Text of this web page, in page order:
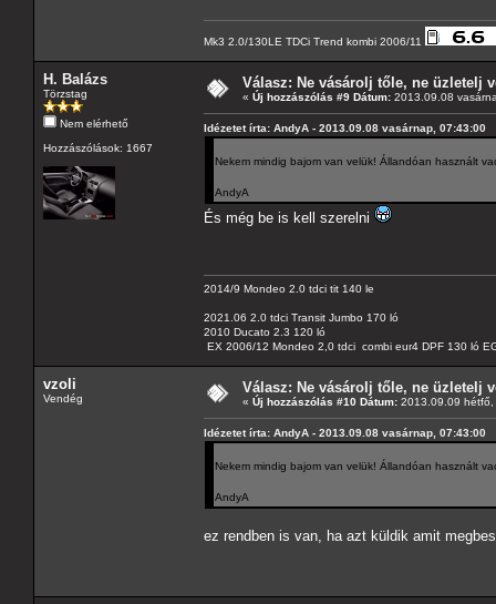
Mk3 2.0/130LE TDCi Trend kombi 2006/11
H. Balázs
Törzstag
Nem elérhető
Hozzászólások: 1667
Válasz: Ne vásárolj tőle, ne üzletelj
« Új hozzászólás #9 Dátum: 2013.09.08
Idézetet írta: AndyA - 2013.09.08 vasárnap, 07:43:00
Nekem mindig bajom van velük! Állandóan használt
AndyA
És még be is kell szerelni
2014/9 Mondeo 2.0 tdci tit 140 le
2021.06 2.0 tdci Transit Jumbo 170 ló
2010 Ducato 2.3 120 ló
EX 2006/12 Mondeo 2,0 tdci combi eur4 DPF 130 ló
vzoli
Vendég
Válasz: Ne vásárolj tőle, ne üzletelj
« Új hozzászólás #10 Dátum: 2013.09.09
Idézetet írta: AndyA - 2013.09.08 vasárnap, 07:43:00
Nekem mindig bajom van velük! Állandóan használt
AndyA
ez rendben is van, ha azt küldik amit